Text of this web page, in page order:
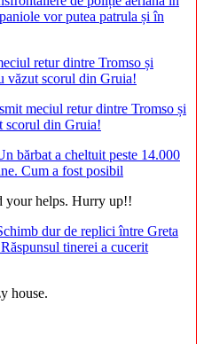
vor putea patrula și în
meciul retur dintre Tromso și
scorul din Gruia!
bărbat a cheltuit peste 14.000
Cum a fost posibil
your helps. Hurry up!!
dur de replici între Greta
tinerei a cucerit
house.